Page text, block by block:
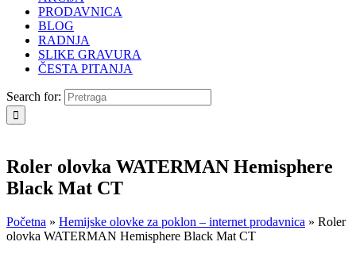
PRODAVNICA
BLOG
RADNJA
SLIKE GRAVURA
ČESTA PITANJA
Search for:
Roler olovka WATERMAN Hemisphere
Black Mat CT
Početna » Hemijske olovke za poklon – internet prodavnica » Roler
olovka WATERMAN Hemisphere Black Mat CT